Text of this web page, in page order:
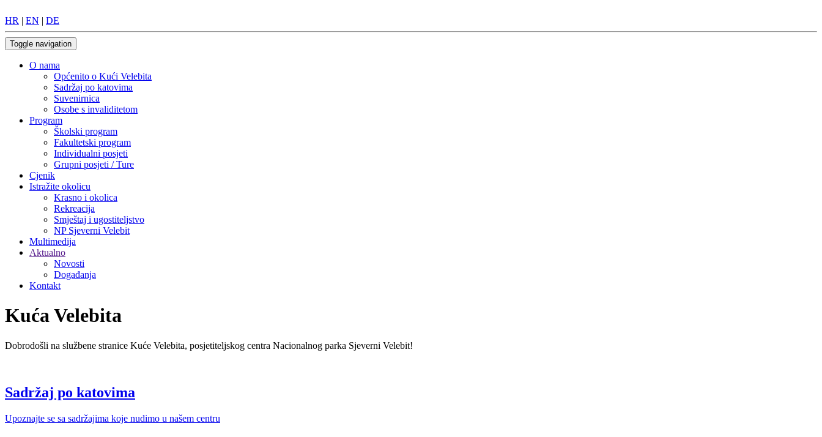
HR | EN | DE
Toggle navigation
O nama
Općenito o Kući Velebita
Sadržaj po katovima
Suvenirnica
Osobe s invaliditetom
Program
Školski program
Fakultetski program
Individualni posjeti
Grupni posjeti / Ture
Cjenik
Istražite okolicu
Krasno i okolica
Rekreacija
Smještaj i ugostiteljstvo
NP Sjeverni Velebit
Multimedija
Aktualno
Novosti
Događanja
Kontakt
Kuća Velebita
Dobrodošli na službene stranice Kuće Velebita, posjetiteljskog centra Nacionalnog parka Sjeverni Velebit!
Sadržaj po katovima
Upoznajte se sa sadržajima koje nudimo u našem centru